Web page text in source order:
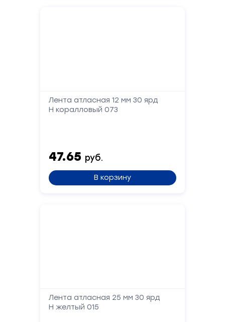
Лента атласная 12 мм 30 ярд
Н коралловый 073
47.65 руб.
В корзину
Лента атласная 25 мм 30 ярд
Н желтый 015